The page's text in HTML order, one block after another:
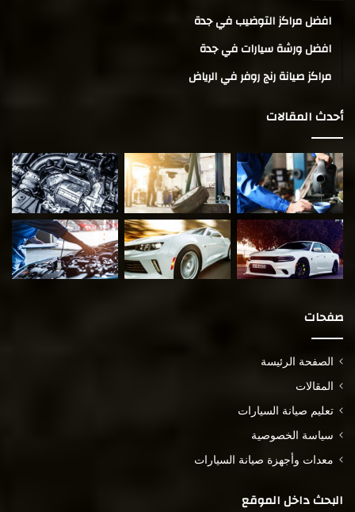
افضل مراكز التوضيب في جدة
افضل ورشة سيارات في جدة
مراكز صيانة رنج روفر في الرياض
أحدث المقالات
صفحات
الصفحة الرئيسة
المقالات
تعليم صيانة السيارات
سياسة الخصوصية
معدات وأجهزة صيانة السيارات
البحث داخل الموقع